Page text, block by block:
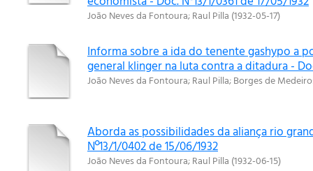
João Neves da Fontoura;Raul Pilla (1932-05-17)
Informa sobre a ida do tenente gashypo a
general klinger na luta contra a ditadura -
João Neves da Fontoura;Raul Pilla;Borges de
Aborda as possibilidades da aliança rio
Nº13/1/0402 de 15/06/1932
João Neves da Fontoura;Raul Pilla (1932-06-15)